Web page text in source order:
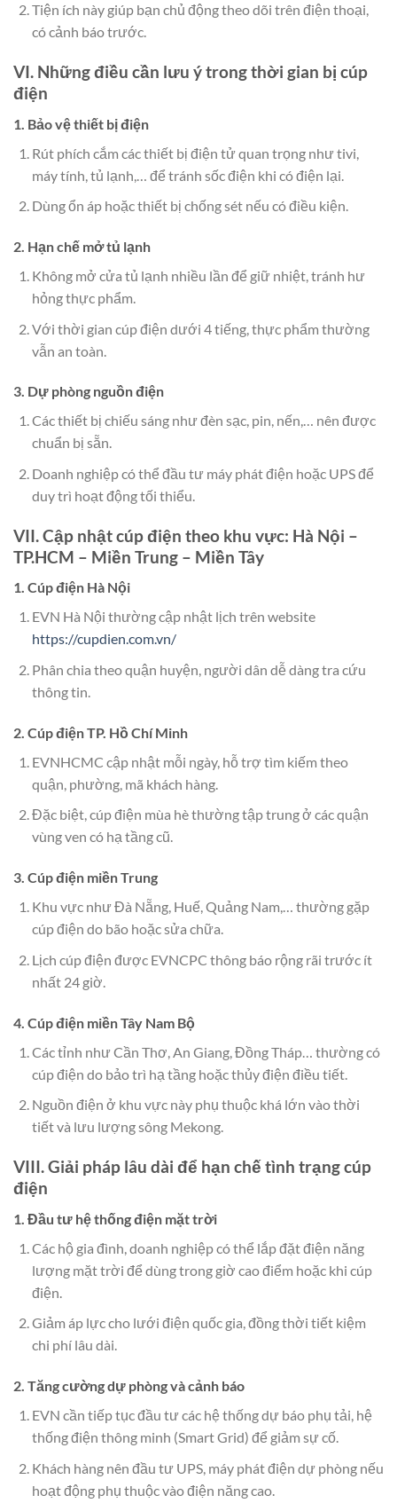
Tiện ích này giúp bạn chủ động theo dõi trên điện thoại,
có cảnh báo trước.
VI. Những điều cần lưu ý trong thời gian bị cúp
điện
1. Bảo vệ thiết bị điện
Rút phích cắm các thiết bị điện tử quan trọng như tivi,
máy tính, tủ lạnh,… để tránh sốc điện khi có điện lại.
Dùng ổn áp hoặc thiết bị chống sét nếu có điều kiện.
2. Hạn chế mở tủ lạnh
Không mở cửa tủ lạnh nhiều lần để giữ nhiệt, tránh hư
hỏng thực phẩm.
Với thời gian cúp điện dưới 4 tiếng, thực phẩm thường
vẫn an toàn.
3. Dự phòng nguồn điện
Các thiết bị chiếu sáng như đèn sạc, pin, nến,… nên được
chuẩn bị sẵn.
Doanh nghiệp có thể đầu tư máy phát điện hoặc UPS để
duy trì hoạt động tối thiểu.
VII. Cập nhật cúp điện theo khu vực: Hà Nội –
TP.HCM – Miền Trung – Miền Tây
1. Cúp điện Hà Nội
EVN Hà Nội thường cập nhật lịch trên website
https://cupdien.com.vn/
Phân chia theo quận huyện, người dân dễ dàng tra cứu
thông tin.
2. Cúp điện TP. Hồ Chí Minh
EVNHCMC cập nhật mỗi ngày, hỗ trợ tìm kiếm theo
quận, phường, mã khách hàng.
Đặc biệt, cúp điện mùa hè thường tập trung ở các quận
vùng ven có hạ tầng cũ.
3. Cúp điện miền Trung
Khu vực như Đà Nẵng, Huế, Quảng Nam,… thường gặp
cúp điện do bão hoặc sửa chữa.
Lịch cúp điện được EVNCPC thông báo rộng rãi trước ít
nhất 24 giờ.
4. Cúp điện miền Tây Nam Bộ
Các tỉnh như Cần Thơ, An Giang, Đồng Tháp… thường có
cúp điện do bảo trì hạ tầng hoặc thủy điện điều tiết.
Nguồn điện ở khu vực này phụ thuộc khá lớn vào thời
tiết và lưu lượng sông Mekong.
VIII. Giải pháp lâu dài để hạn chế tình trạng cúp
điện
1. Đầu tư hệ thống điện mặt trời
Các hộ gia đình, doanh nghiệp có thể lắp đặt điện năng
lượng mặt trời để dùng trong giờ cao điểm hoặc khi cúp
điện.
Giảm áp lực cho lưới điện quốc gia, đồng thời tiết kiệm
chi phí lâu dài.
2. Tăng cường dự phòng và cảnh báo
EVN cần tiếp tục đầu tư các hệ thống dự báo phụ tải, hệ
thống điện thông minh (Smart Grid) để giảm sự cố.
Khách hàng nên đầu tư UPS, máy phát điện dự phòng nếu
hoạt động phụ thuộc vào điện năng cao.